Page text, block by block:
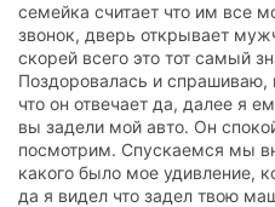
семейка считает что им все
звонок, дверь открывает
скорей всего это тот самый
Поздоровалась и
что он отвечает да, далее я
вы задели мой авто. Он
посмотрим. Спускаемся мы
какого было мое удивление,
да я видел что задел твою